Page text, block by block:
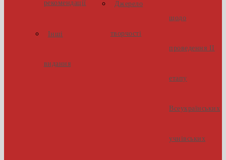
рекомендації
Інші
видання
Джерело
творчості
щодо
проведення ІІ
етапу
Всеукраїнських
учнівських